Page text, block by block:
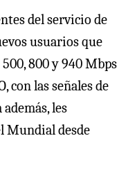
del servicio de
usuarios que
800 y 940 Mbps
con las señales de
les
Mundial desde